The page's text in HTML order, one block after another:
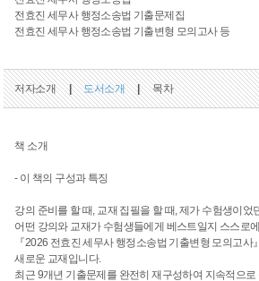
전효진 세무사 행정소송법 기출문제집
전효진 세무사 행정소송법 기출변형 모의고사 등
저자소개 | 도서소개 | 목차
책 소개
- 이 책의 구성과 특징
강의 준비를 할 때, 교재 집필을 할 때, 제가 수험생이었
어떤 강의와 교재가 수험생들에게 베스트일지 스스로
『2026 전효진 세무사 행정소송법 기출변형 모의고사
새로운 교재입니다.
최근 9개년 기출문제를 완전히 재구성하여 지속적으